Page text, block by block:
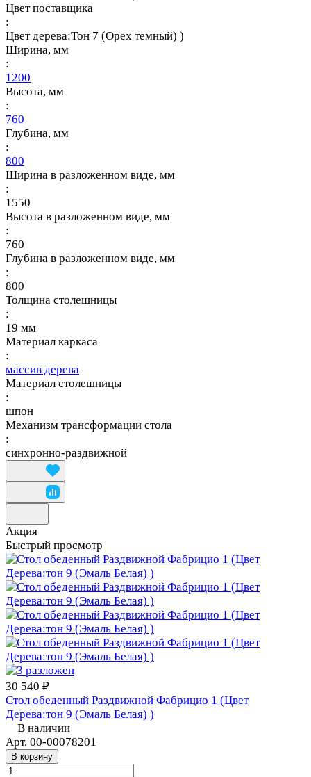
Цвет поставщика
:
Цвет дерева:Тон 7 (Орех темный) )
Ширина, мм
:
1200
Высота, мм
:
760
Глубина, мм
:
800
Ширина в разложенном виде, мм
:
1550
Высота в разложенном виде, мм
:
760
Глубина в разложенном виде, мм
:
800
Толщина столешницы
:
19 мм
Материал каркаса
:
массив дерева
Материал столешницы
:
шпон
Механизм трансформации стола
:
синхронно-раздвижной
Акция
Быстрый просмотр
30 540 ₽
Стол обеденный Раздвижной Фабрицио 1 (Цвет
Дерева:тон 9 (Эмаль Белая) )
В наличии
Арт. 00-00078201
В корзину